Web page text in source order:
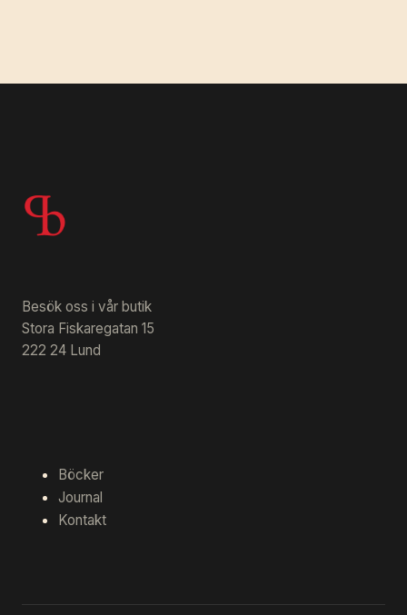
Besök oss i vår butik
Stora Fiskaregatan 15
222 24 Lund
Böcker
Journal
Kontakt